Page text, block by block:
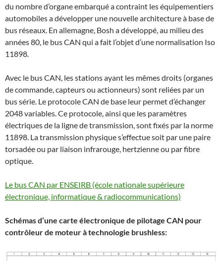
du nombre d’organe embarqué a contraint les équipementiers
automobiles a développer une nouvelle architecture à base de
bus réseaux. En allemagne, Bosh a développé, au milieu des
années 80, le bus CAN qui a fait l’objet d’une normalisation Iso
11898.
Avec le bus CAN, les stations ayant les mêmes droits (organes
de commande, capteurs ou actionneurs) sont reliées par un
bus série. Le protocole CAN de base leur permet d’échanger
2048 variables. Ce protocole, ainsi que les paramètres
électriques de la ligne de transmission, sont fixés par la norme
11898. La transmission physique s’effectue soit par une paire
torsadée ou par liaison infrarouge, hertzienne ou par fibre
optique.
Le bus CAN par ENSEIRB (école nationale supérieure
électronique, informatique & radiocommunications)
Schémas d’une carte électronique de pilotage CAN pour
contrôleur de moteur à technologie brushless: